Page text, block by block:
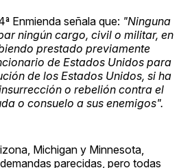
Enmienda señala que: "Ninguna
ningún cargo, civil o militar, en
prestado previamente
de Estados Unidos para
de los Estados Unidos, si ha
o rebelión contra el
o consuelo a sus enemigos".
Michigan y Minnesota,
parecidas, pero todas